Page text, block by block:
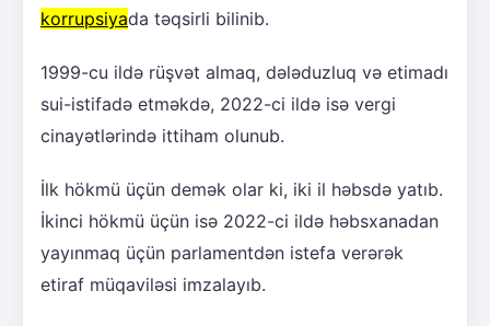
korrupsiyada təqsirli bilinib.
1999-cu ildə rüşvət almaq, dələduzluq və etimadı
sui-istifadə etməkdə, 2022-ci ildə isə vergi
cinayətlərində ittiham olunub.
İlk hökmü üçün demək olar ki, iki il həbsdə yatıb.
İkinci hökmü üçün isə 2022-ci ildə həbsxanadan
yayınmaq üçün parlamentdən istefa verərək
etiraf müqaviləsi imzalayıb.